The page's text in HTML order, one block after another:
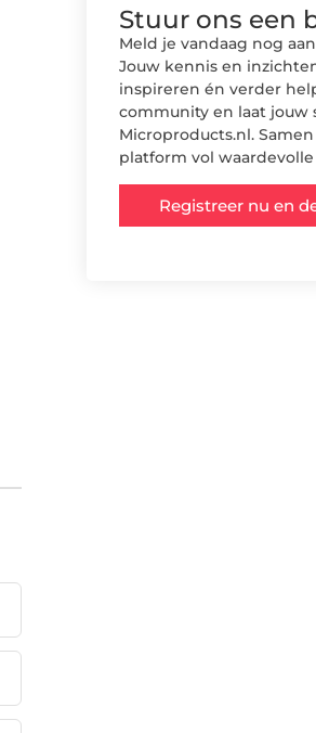
Stuur ons een
Meld je vandaag nog
Jouw kennis en
inspireren én verder
community en laat jouw
Microproducts.nl.
platform vol
Registreer nu en